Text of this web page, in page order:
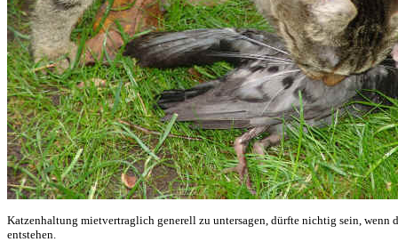
Katzenhaltung mietvertraglich generell zu untersagen, dürfte nichtig sein, wenn
entstehen.